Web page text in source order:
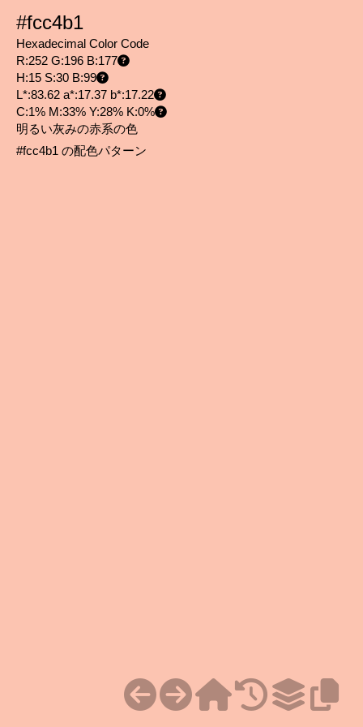
#fcc4b1
Hexadecimal Color Code
R:252 G:196 B:177
H:15 S:30 B:99
L*:83.62 a*:17.37 b*:17.22
C:1% M:33% Y:28% K:0%
明るい灰みの赤系の色
#fcc4b1 の配色パターン